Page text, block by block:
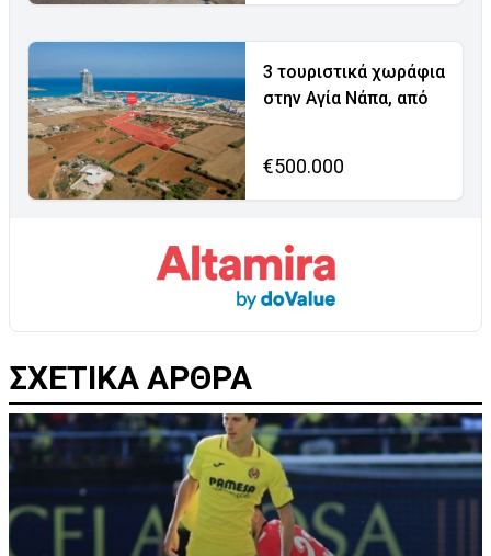
3 τουριστικά χωράφια
στην Αγία Νάπα, από
€500.000
ΣΧΕΤΙΚΑ ΑΡΘΡΑ